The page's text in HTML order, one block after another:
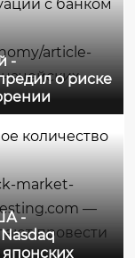
загрузок...
с банком
article-
не
-
о риске
количество
market-
—
провести
-